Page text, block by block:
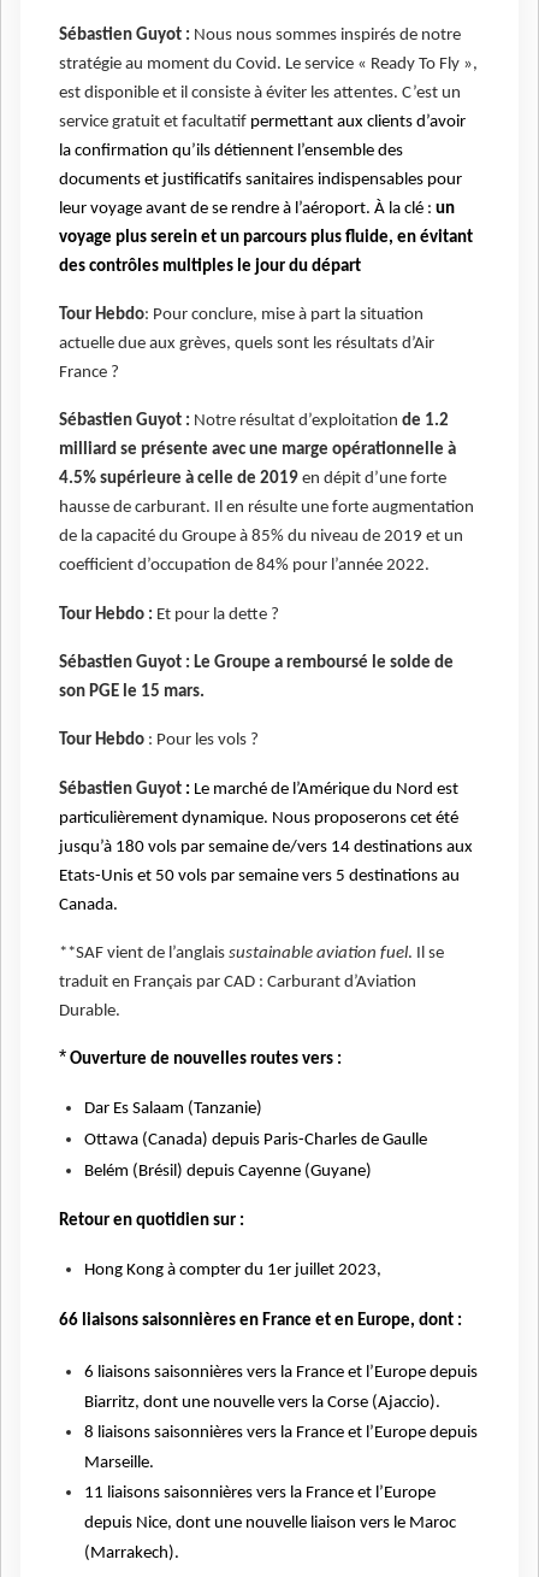
Sébastien Guyot : Nous nous sommes inspirés de notre
stratégie au moment du Covid. Le service « Ready To Fly »,
est disponible et il consiste à éviter les attentes. C’est un
service gratuit et facultatif permettant aux clients d’avoir
la confirmation qu’ils détiennent l’ensemble des
documents et justificatifs sanitaires indispensables pour
leur voyage avant de se rendre à l’aéroport. À la clé : un
voyage plus serein et un parcours plus fluide, en évitant
des contrôles multiples le jour du départ
Tour Hebdo: Pour conclure, mise à part la situation
actuelle due aux grèves, quels sont les résultats d’Air
France ?
Sébastien Guyot : Notre résultat d’exploitation de 1.2
milliard se présente avec une marge opérationnelle à
4.5% supérieure à celle de 2019 en dépit d’une forte
hausse de carburant. Il en résulte une forte augmentation
de la capacité du Groupe à 85% du niveau de 2019 et un
coefficient d’occupation de 84% pour l’année 2022.
Tour Hebdo : Et pour la dette ?
Sébastien Guyot : Le Groupe a remboursé le solde de
son PGE le 15 mars.
Tour Hebdo : Pour les vols ?
Sébastien Guyot : Le marché de l’Amérique du Nord est
particulièrement dynamique. Nous proposerons cet été
jusqu’à 180 vols par semaine de/vers 14 destinations aux
Etats-Unis et 50 vols par semaine vers 5 destinations au
Canada.
**SAF vient de l’anglais sustainable aviation fuel. Il se
traduit en Français par CAD : Carburant d’Aviation
Durable.
* Ouverture de nouvelles routes vers :
Dar Es Salaam (Tanzanie)
Ottawa (Canada) depuis Paris-Charles de Gaulle
Belém (Brésil) depuis Cayenne (Guyane)
Retour en quotidien sur :
Hong Kong à compter du 1er juillet 2023,
66 liaisons saisonnières en France et en Europe, dont :
6 liaisons saisonnières vers la France et l’Europe depuis
Biarritz, dont une nouvelle vers la Corse (Ajaccio).
8 liaisons saisonnières vers la France et l’Europe depuis
Marseille.
11 liaisons saisonnières vers la France et l’Europe
depuis Nice, dont une nouvelle liaison vers le Maroc
(Marrakech).